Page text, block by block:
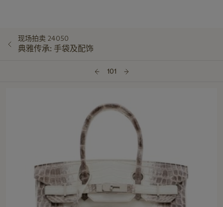
现场拍卖 24050
典雅传承: 手袋及配饰
101